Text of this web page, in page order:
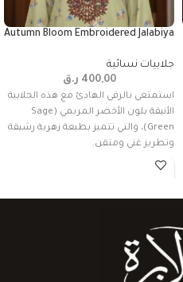
Autumn Bloom Embroidered Jalabiya
جلابيات نسائية
400,00 ر.ق
استمتعي بالرقي الهادئ مع هذه الجلابية
الأنيقة بلون الأخضر المريمي (Sage
Green)، والتي تتميز بطبعة زهرية رشيقة
وتطريز غني ومتقن.